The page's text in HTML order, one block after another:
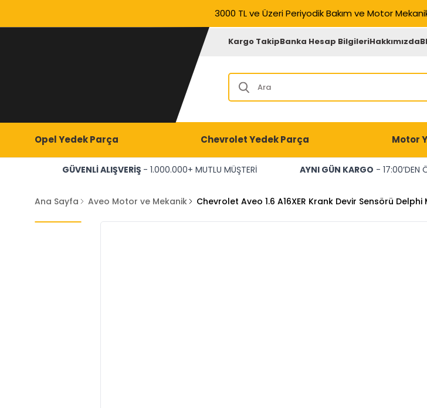
3000 TL ve Üzeri Periyodik Bakım ve Motor
Kargo TakipBanka Hesap BilgileriHakkımızda
Opel Yedek Parça Chevrolet Yedek Parça Motor
GÜVENLİ ALIŞVERİŞ - 1.000.000+ MUTLU MÜŞTERİ AYNI GÜN KARGO - 17:00’DEN
Ana Sayfa Aveo Motor ve Mekanik Chevrolet Aveo 1.6 A16XER Krank Devir Sensörü Delphi